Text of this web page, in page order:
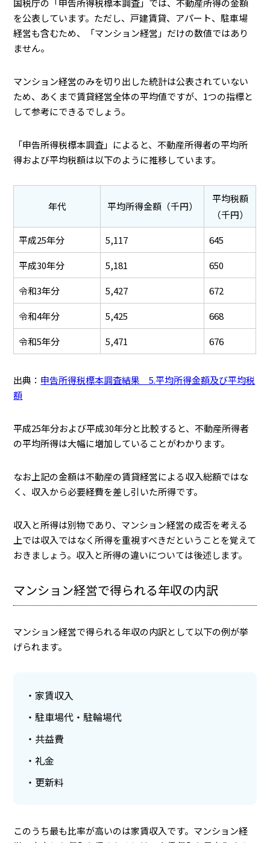
国税庁の「申告所得税標本調査」では、不動産所得の金額
を公表しています。 ただし、戸建賃貸、アパート、駐車場
経営も含むため、「マンション経営」だけの数値ではあり
ません。
マンション経営のみを切り出した統計は公表されていない
ため、あくまで賃貸経営全体の平均値ですが、1つの指標と
して参考にできるでしょう。
「申告所得税標本調査」によると、不動産所得者の平均所
得および平均税額は以下のように推移しています。
年代 平均所得金額（千円）
平均税額
（千円）
平成25年分
5,117
645
平成30年分
5,181
650
令和3年分
5,427
672
令和4年分
5,425
668
令和5年分
5,471 676
出典： 申告所得税標本調査結果 5.平均所得金額及び平均税
額
平成25年分および平成30年分と比較すると、不動産所得者
の平均所得は大幅に増加していることがわかります。
なお上記の金額は不動産の賃貸経営による収入総額ではな
く、収入から必要経費を差し引いた所得です。
収入と所得は別物であり、マンション経営の成否を考える
上では収入ではなく所得を重視すべきだということを覚えて
おきましょう。収入と所得の違いについては後述します。
マンション経営で得られる年収の内訳
マンション経営で得られる年収の内訳として以下の例が挙
げられます。
家賃収入
駐車場代・駐輪場代
共益費
礼金
更新料
このうち最も比率が高いのは家賃収入です。マンション経